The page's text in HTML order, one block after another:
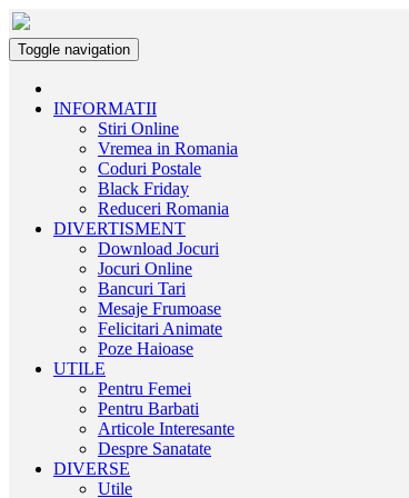
Toggle navigation
INFORMATII
Stiri Online
Vremea in Romania
Coduri Postale
Black Friday
Reduceri Romania
DIVERTISMENT
Download Jocuri
Jocuri Online
Bancuri Tari
Mesaje Frumoase
Felicitari Animate
Poze Haioase
UTILE
Pentru Femei
Pentru Barbati
Articole Interesante
Despre Sanatate
DIVERSE
Utile